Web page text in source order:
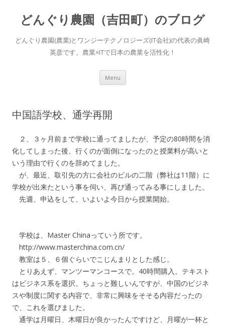
どんぐり農園（吉田町）のブログ
どんぐり農園(農業)とワンジーテクノロジーズ(IT会社)の代表の眞崎
英彦です。農業×ITで日本の農業を活性化！
Menu Skip to content
中国語学校、通学再開
２、３ヶ月前まで学校に通ってましたが、予定の80時間を消
化してしまった後、行くのが面倒になったのと授業料が高いと
いう理由で行くのを辞めてました。
が、最近、取引先の方に会社のビルの二階（弊社は11階）に
学校が出来たという事を伺い、再び通ってみる事にしました。
先週、申込をして、いよいよ今日から授業開始。
学校は、Master Chinaっていう所です。
http://www.masterchina.com.cn/
教室は５、６個ぐらいでこじんまりとした感じ。
とりあえず、マンツーマンコースで。40時間購入。テキスト
はビジネス系を選択。ちょっと難しいんですが、中国のビジネ
スや制度に関する内容で、非常に興味をそそる内容だったの
で、これを選びました。
通学は月曜日、木曜日が良かったんですけど、月曜が一杯と